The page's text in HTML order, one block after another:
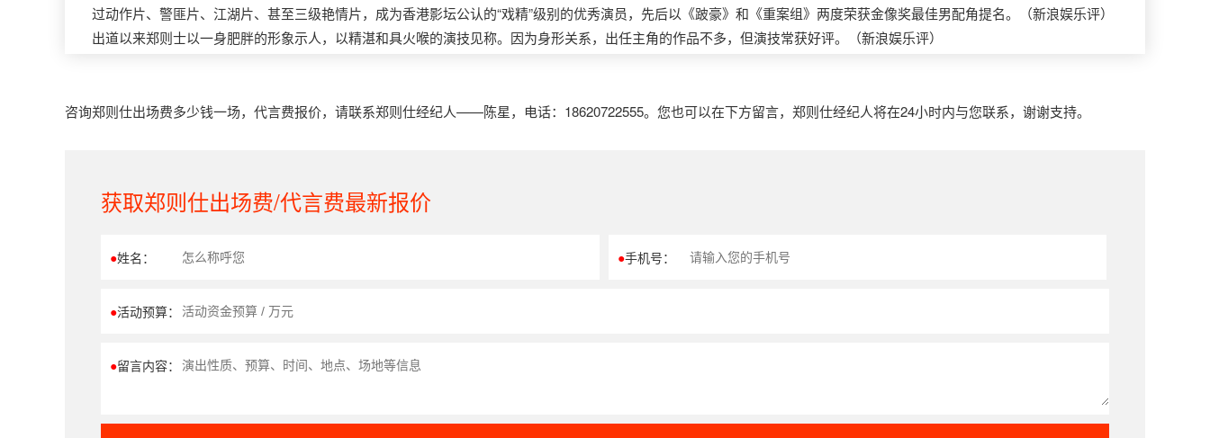
过动作片、警匪片、江湖片、甚至三级艳情片，成为香港影坛公认的“戏精”级别的优秀演员，先后以《跛豪》和《重案组》两度荣获金像奖最佳男配角提名。（新浪娱乐评）
出道以来郑则士以一身肥胖的形象示人，以精湛和具火喉的演技见称。因为身形关系，出任主角的作品不多，但演技常获好评。（新浪娱乐评）
咨询郑则仕出场费多少钱一场，代言费报价，请联系郑则仕经纪人——陈星，电话：18620722555。您也可以在下方留言，郑则仕经纪人将在24小时内与您联系，谢谢支持。
获取郑则仕出场费/代言费最新报价
●姓名： ●手机号：
●活动预算：
●留言内容：